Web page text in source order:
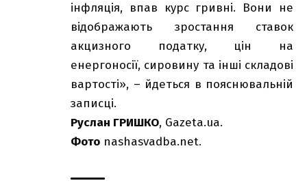
інфляція, впав курс гривні. Вони не
відображають зростання ставок
акцизного податку, цін на
енергоносії, сировину та інші складові
вартості», – йдеться в пояснювальній
записці.
Руслан ГРИШКО, Gazeta.ua.
Фото nashasvadba.net.